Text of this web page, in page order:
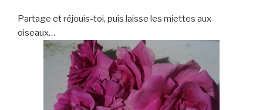
Partage et réjouis-toi, puis laisse les miettes aux
oiseaux…